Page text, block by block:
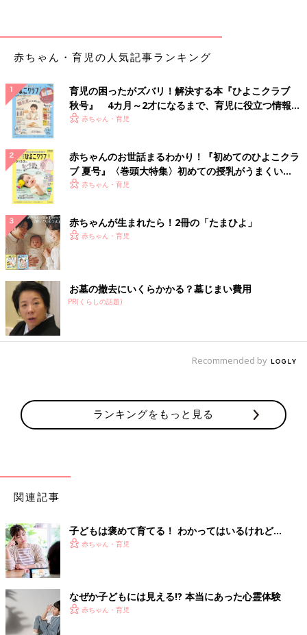
えてくれた、子どもにリアルを体感させる3つの方法とは？
「今はどこに行くにもPasmo やSuicaといったICカードを使いま
すよね。買い物もできてすごく便利なんですけど、お子さんと一
緒のときはできれば、”現金で切符を買う”ということをしてみる
のがおすすめです。
算数を学ぶことの基本は、そもそも、人と富を分け合うというこ
とにあるんですよね。だから食べ物を家族3人で分けるという感
覚とか、お金をいくら出せばいくらのものが買えて、どこまで行
けるという感覚をリアルに持っていることが大切。10円玉10枚
で100円という概念がわからないと、３ケタの計算を学ぶモチベ
ーションもなくなります。
ICカードでなんでもピッ！と買うのではなく、『お菓子は300円
以内ね！』などと金額を決め、子どもに選ばせてみるのもおすす
め。自然と算数の感覚が身につくのがベストです」
よね。でも、AIスピーカーはすでにデータとしてある情報を処理
して答えを導き出しているだけで、自分で会話の意味を考えて判
間に大切なのは、なぜそうなるのかを考えること。
Alexaに宿題の答えを聞いたり、Alexaと話すのがいちばん楽しい
と感じたりするようでは、人間独自のクリエーティビティーとい
う能力は決して磨かれないのです。子どもは大人の会話をたくさ
ん聞くことで、語彙量が増えていきます。語彙はリアリティーと
結びつくことで、教科書を理解するための読解力や、クリエーテ
ィビティーへとつながっていきます」
赤ちゃん・育児の人気記事ランキング
育児の困ったがズバリ！解決する本『ひよこクラブ
秋号』 4カ月～2才になるまで、育児に役立つ情報が
いっぱい！
赤ちゃん・育児
赤ちゃんのお世話まるわかり！『初めてのひよこクラ
ブ 夏号』〈巻頭大特集〉初めての授乳がうまくい
く！ おっぱい・ミルクの基本と夏のトラブル 解決テ
赤ちゃん・育児
赤ちゃんが生まれたら！2冊の「たまひよ」
赤ちゃん・育児
お墓の撤去にいくらかかる？墓じまい費用
PR(くらしの話題)
Recommended by
ランキングをもっと見る
関連記事
子どもは褒めて育てる！ わかってはいるけれど…
赤ちゃん・育児
なぜか子どもには見える!? 本当にあった心霊体験
赤ちゃん・育児